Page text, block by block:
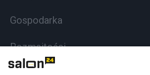
Gospodarka
Rozmaitości